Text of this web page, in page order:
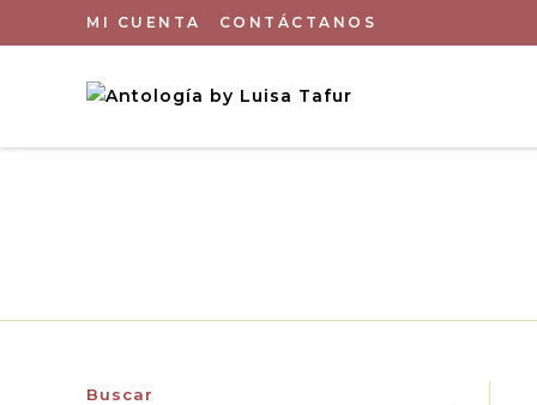
MI CUENTA CONTÁCTANOS
Buscar